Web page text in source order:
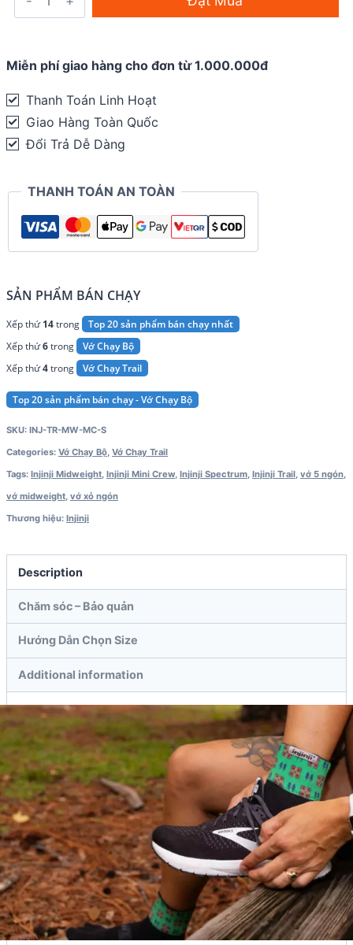
Miễn phí giao hàng cho đơn từ 1.000.000đ
Thanh Toán Linh Hoạt
Giao Hàng Toàn Quốc
Đổi Trả Dễ Dàng
THANH TOÁN AN TOÀN
SẢN PHẨM BÁN CHẠY
Xếp thứ14trong
Top 20 sản phẩm bán chạy nhất
Xếp thứ6trong
Vớ Chạy Bộ
Xếp thứ4trong Vớ Chạy Trail
Top 20 sản phẩm bán chạy - Vớ Chạy Bộ
SKU: INJ-TR-MW-MC-S
Categories: Vớ Chạy Bộ, Vớ Chạy Trail
Tags: Injinji Midweight, Injinji Mini Crew, Injinji Spectrum, Injinji Trail, vớ 5 ngón,
vớ midweight, vớ xỏ ngón
Thương hiệu: Injinji
Description
Chăm sóc – Bảo quản
Hướng Dẫn Chọn Size
Additional information